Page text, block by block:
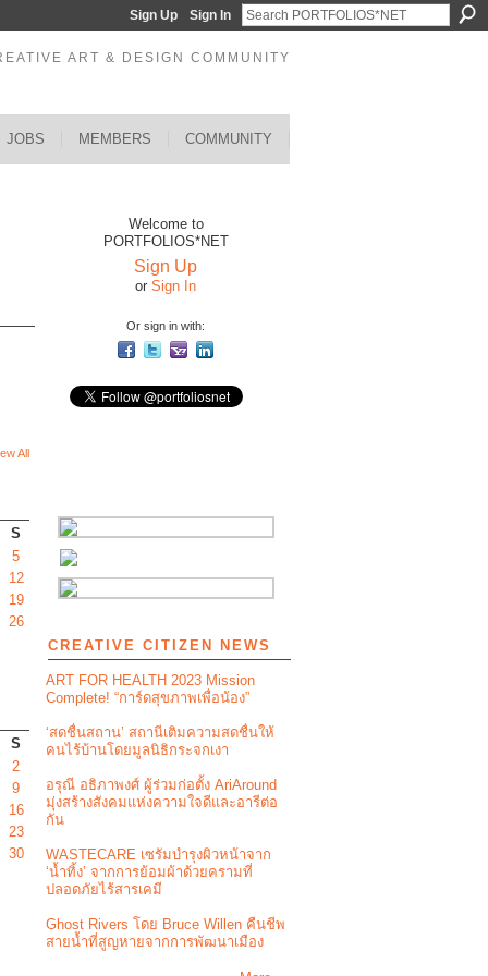
Sign Up Sign In
ART & DESIGN COMMUNITY
JOBS MEMBERS COMMUNITY
All
S
5
12
19
26
S
2
9
16
23
30
Welcome to
PORTFOLIOS*NET
Sign Up
or Sign In
Or sign in with:
CREATIVE CITIZEN NEWS
ART FOR HEALTH 2023 Mission
Complete! “การ์ดสุขภาพเพื่อน้อง”
‘สดชื่นสถาน’ สถานีเติมความสดชื่นให้
คนไร้บ้านโดยมูลนิธิกระจกเงา
อรุณี อธิภาพงศ์ ผู้ร่วมก่อตั้ง AriAround
มุ่งสร้างสังคมแห่งความใจดีและอารีต่อ
กัน
WASTECARE เซรัมบำรุงผิวหน้าจาก
‘น้ำทิ้ง’ จากการย้อมผ้าด้วยครามที่
ปลอดภัยไร้สารเคมี
Ghost Rivers โดย Bruce Willen คืนชีพ
สายน้ำที่สูญหายจากการพัฒนาเมือง